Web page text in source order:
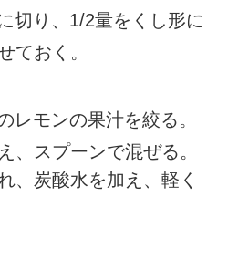
切り、1/2量をくし形に
ておく。
モンの果汁を絞る。
、スプーンで混ぜる。
、炭酸水を加え、軽く